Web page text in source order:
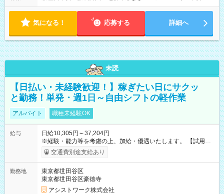
気になる！ 応募する 詳細へ
未読
【日払い・未経験歓迎！】稼ぎたい日にサクッ
と勤務！単発・週1日～自由シフトの軽作業
アルバイト 職種未経験OK
給与
日給10,305円～37,204円
※経験・能力等を考慮の上、加給・優遇いたします。 【試用期
間】試用期間なし
交通費別途支給あり
勤務地
東京都世田谷区
東京都世田谷区豪徳寺
アシストワーク株式会社